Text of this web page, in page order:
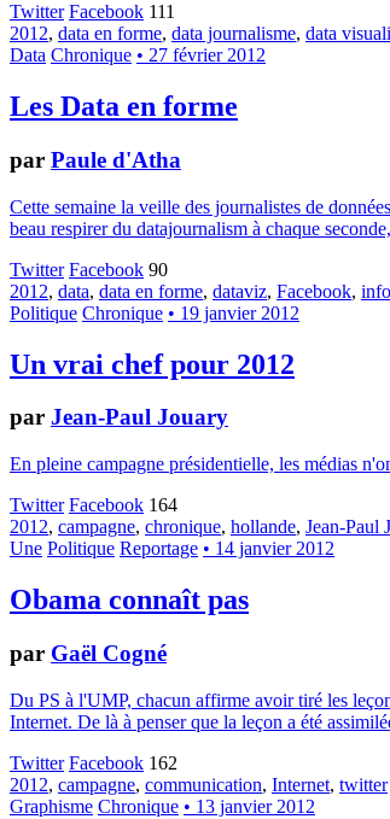
Twitter Facebook 111
2012, data en forme, data journalisme, data
Data Chronique • 27 février 2012
Les Data en forme
par Paule d'Atha
Cette semaine la veille des journalistes de
beau respirer du datajournalism à chaque
Twitter Facebook 90
2012, data, data en forme, dataviz, Facebook,
Politique Chronique • 19 janvier 2012
Un vrai chef pour 2012
par Jean-Paul Jouary
En pleine campagne présidentielle, les médias
Twitter Facebook 164
2012, campagne, chronique, hollande, Jean-Paul
Une Politique Reportage • 14 janvier 2012
Obama connaît pas
par Gaël Cogné
Du PS à l'UMP, chacun affirme avoir tiré les
Internet. De là à penser que la leçon a été
Twitter Facebook 162
2012, campagne, communication, Internet, twitter
Graphisme Chronique • 13 janvier 2012